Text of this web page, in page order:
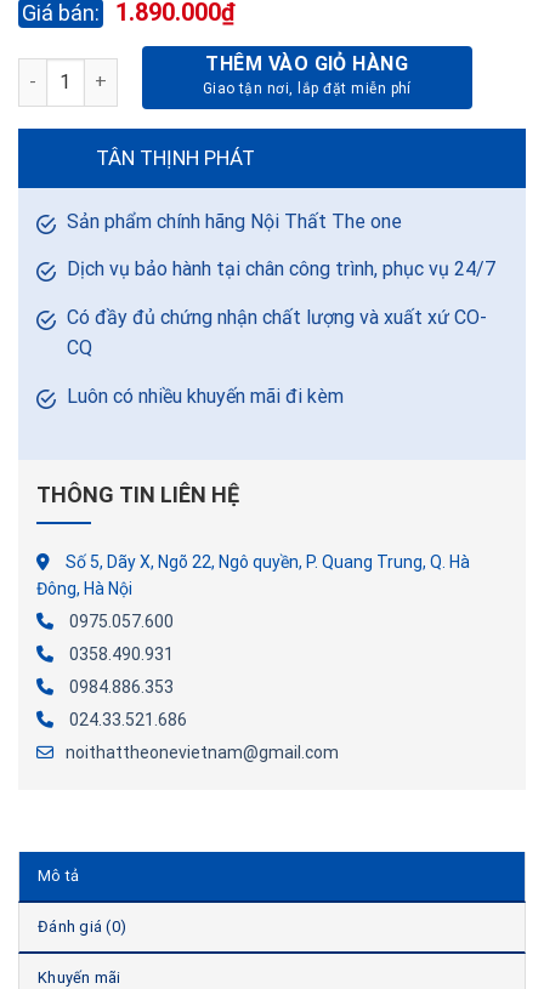
1.890.000₫
GHẾ LÃNH ĐẠO SG669-DA PVC số lượng
THÊM VÀO GIỎ HÀNG
TÂN THỊNH PHÁT
Sản phẩm chính hãng Nội Thất The one
Dịch vụ bảo hành tại chân công trình, phục vụ 24/7
Có đầy đủ chứng nhận chất lượng và xuất xứ CO-
CQ
Luôn có nhiều khuyến mãi đi kèm
THÔNG TIN LIÊN HỆ
Số 5, Dãy X, Ngõ 22, Ngô quyền, P. Quang Trung, Q. Hà
Đông, Hà Nội
0975.057.600
0358.490.931
0984.886.353
024.33.521.686
noithattheonevietnam@gmail.com
Mô tả
Đánh giá (0)
Khuyến mãi